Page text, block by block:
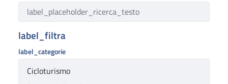
label_filtra
label_categorie